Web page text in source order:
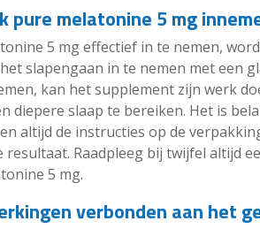
pure melatonine 5 mg
5 mg effectief in te nemen,
slapengaan in te nemen met een
kan het supplement zijn werk
diepere slaap te bereiken. Het is
altijd de instructies op de
resultaat. Raadpleeg bij twijfel altijd
5 mg.
verbonden aan het